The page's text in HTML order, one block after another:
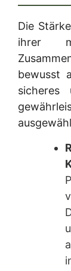
Die
ihrer
bewusst
sicheres